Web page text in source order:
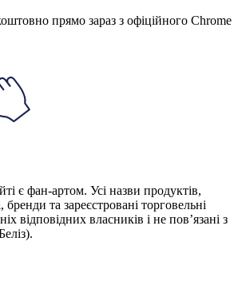
прямо зараз з офіційного Chrome
є фан-артом. Усі назви продуктів,
та зареєстровані торговельні
відповідних власників і не пов’язані з